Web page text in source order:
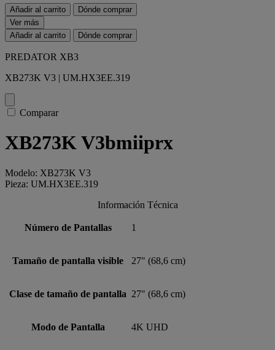
Añadir al carrito
Dónde comprar
Ver más
Añadir al carrito
Dónde comprar
PREDATOR XB3
XB273K V3 | UM.HX3EE.319
Comparar
XB273K V3bmiiprx
Modelo: XB273K V3
Pieza: UM.HX3EE.319
Información Técnica
Número de Pantallas 1
Tamaño de pantalla visible 27" (68,6 cm)
Clase de tamaño de pantalla 27" (68,6 cm)
Modo de Pantalla 4K UHD